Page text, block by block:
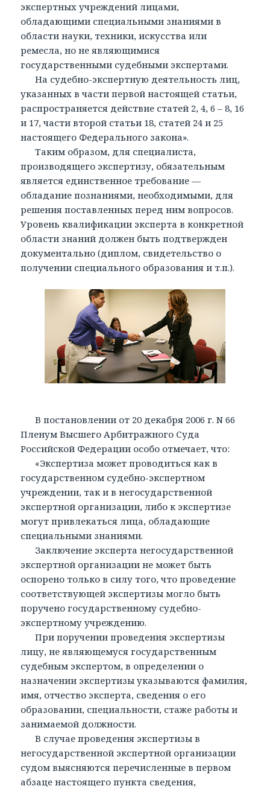
экспертных учреждений лицами,
обладающими специальными знаниями в
области науки, техники, искусства или
ремесла, но не являющимися
государственными судебными экспертами.
На судебно-экспертную деятельность лиц,
указанных в части первой настоящей статьи,
распространяется действие статей 2, 4, 6 – 8, 16
и 17, части второй статьи 18, статей 24 и 25
настоящего Федерального закона».
Таким образом, для специалиста,
производящего экспертизу, обязательным
является единственное требование —
обладание познаниями, необходимыми, для
решения поставленных перед ним вопросов.
Уровень квалификации эксперта в конкретной
области знаний должен быть подтвержден
документально (диплом, свидетельство о
получении специального образования и т.п.).
В постановлении от 20 декабря 2006 г. N 66
Пленум Высшего Арбитражного Суда
Российской Федерации особо отмечает, что:
«Экспертиза может проводиться как в
государственном судебно-экспертном
учреждении, так и в негосударственной
экспертной организации, либо к экспертизе
могут привлекаться лица, обладающие
специальными знаниями.
Заключение эксперта негосударственной
экспертной организации не может быть
оспорено только в силу того, что проведение
соответствующей экспертизы могло быть
поручено государственному судебно-
экспертному учреждению.
При поручении проведения экспертизы
лицу, не являющемуся государственным
судебным экспертом, в определении о
назначении экспертизы указываются фамилия,
имя, отчество эксперта, сведения о его
образовании, специальности, стаже работы и
занимаемой должности.
В случае проведения экспертизы в
негосударственной экспертной организации
судом выясняются перечисленные в первом
абзаце настоящего пункта сведения,